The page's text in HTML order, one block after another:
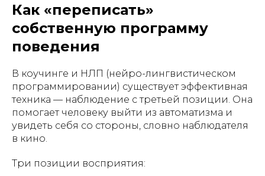
Как «переписать»
собственную программу
поведения
В коучинге и НЛП (нейро-лингвистическом
программировании) существует эффективная
техника — наблюдение с третьей позиции. Она
помогает человеку выйти из автоматизма и
увидеть себя со стороны, словно наблюдателя
в кино.
Три позиции восприятия: